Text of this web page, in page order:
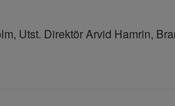
Utst. Direktör Arvid Hamrin,